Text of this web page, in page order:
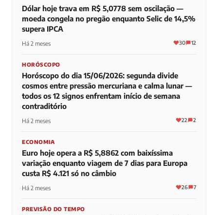
Dólar hoje trava em R$ 5,0778 sem oscilação —
moeda congela no pregão enquanto Selic de 14,5%
supera IPCA
Há 2 meses 30 12
HORÓSCOPO
Horóscopo do dia 15/06/2026: segunda divide
cosmos entre pressão mercuriana e calma lunar —
todos os 12 signos enfrentam início de semana
contraditório
Há 2 meses 22 2
ECONOMIA
Euro hoje opera a R$ 5,8862 com baixíssima
variação enquanto viagem de 7 dias para Europa
custa R$ 4.121 só no câmbio
Há 2 meses 26 7
PREVISÃO DO TEMPO